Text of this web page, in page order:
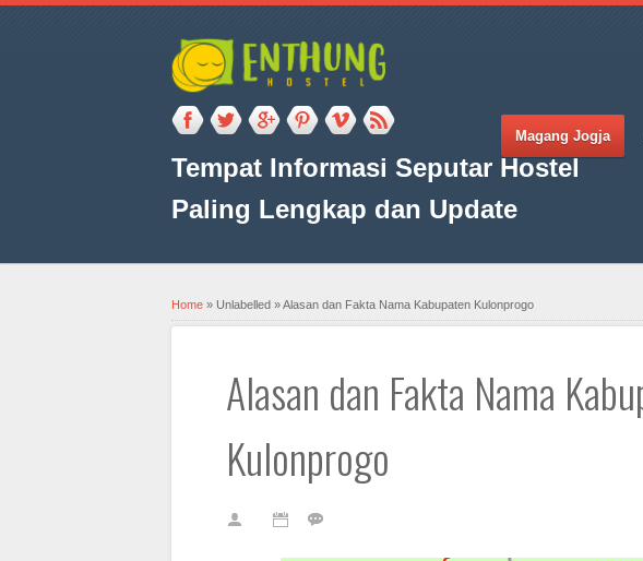
Tempat Informasi Seputar Hostel
Paling Lengkap dan Update
Magang Jogja
Home » Unlabelled »Alasan dan Fakta Nama Kabupaten Kulonprogo
Alasan dan Fakta Nama
Kulonprogo